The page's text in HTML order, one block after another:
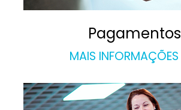
Pagamentos
MAIS INFORMAÇÕES